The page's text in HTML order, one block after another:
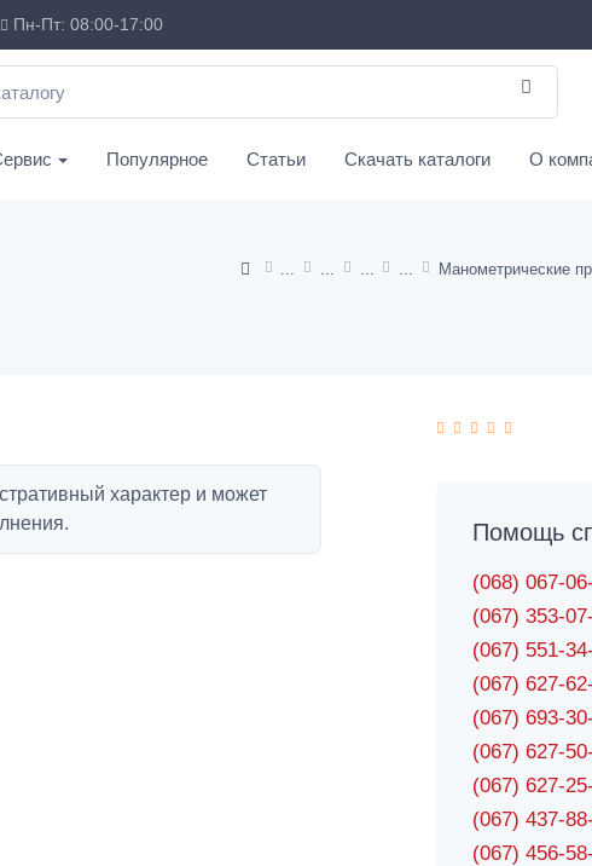
Пн-Пт: 08:00-17:00
Популярное Статьи Скачать каталоги О
характер и может
Помощь
(068) 067-
(067) 353-
(067) 551-
(067) 627-
(067) 693-
(067) 627-
(067) 627-
(067) 437-
(067) 456-